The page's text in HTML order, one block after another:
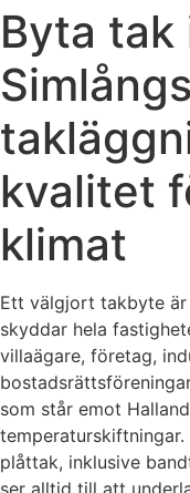
Byta tak
kvalitet
klimat
Ett välgjort takbyte
skyddar hela
villaägare, företag,
som står emot
plåttak, inklusive
ser alltid till att